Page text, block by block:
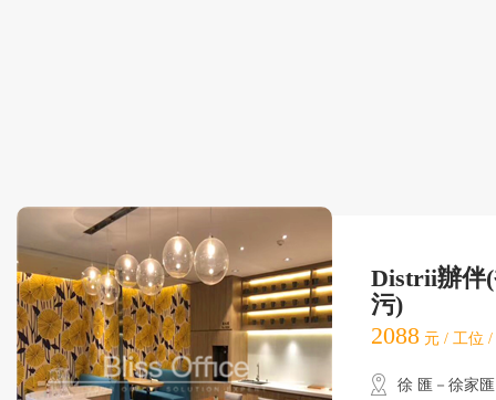
Distrii辦伴
污)
2088 元 / 工位
徐 匯－徐家匯